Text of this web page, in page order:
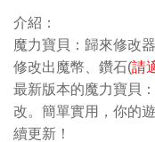
介紹：
魔力寶貝：歸來修改
修改出魔幣、鑽石(請
最新版本的魔力寶貝
改。簡單實用，你的
續更新！